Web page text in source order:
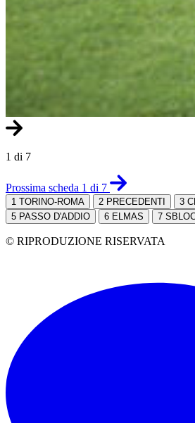
1 di 7
Prossima scheda 1 di 7
1 TORINO-ROMA 2 PRECEDENTI 3
5 PASSO D'ADDIO 6 ELMAS 7
© RIPRODUZIONE RISERVATA